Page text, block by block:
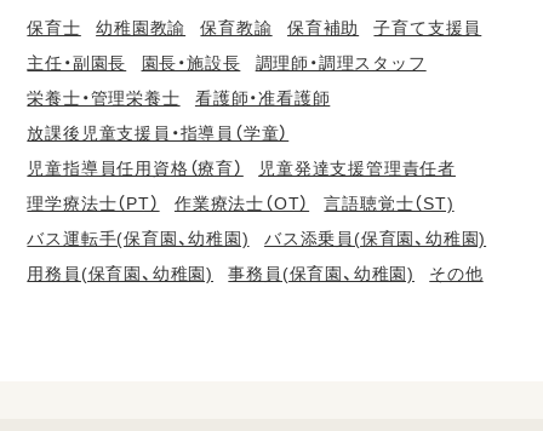
保育士 幼稚園教諭 保育教諭 保育補助
子育て支援員
主任・副園長
園長・施設長
調理師・調理スタッフ
栄養士・管理栄養士
看護師・准看護師
放課後児童支援員・指導員（学童）
児童指導員任用資格（療育）
児童発達支援管理責任者
理学療法士（PT）
作業療法士（OT）
言語聴覚士（ST)
バス運転手(保育園、幼稚園)
バス添乗員(保育園、幼稚園)
用務員(保育園、幼稚園)
事務員(保育園、幼稚園) その他